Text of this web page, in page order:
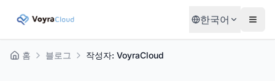
한국어
홈 블로그 작성자: VoyraCloud